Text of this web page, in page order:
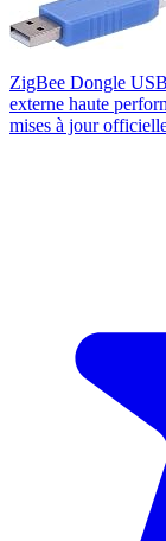
ZigBee Dongle
externe haute
mises à jour